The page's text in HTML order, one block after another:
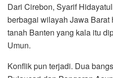
Dari Cirebon, Syarif
berbagai wilayah Jawa Barat
tanah Banten yang kala itu
Umun.
Konflik pun terjadi. Dua